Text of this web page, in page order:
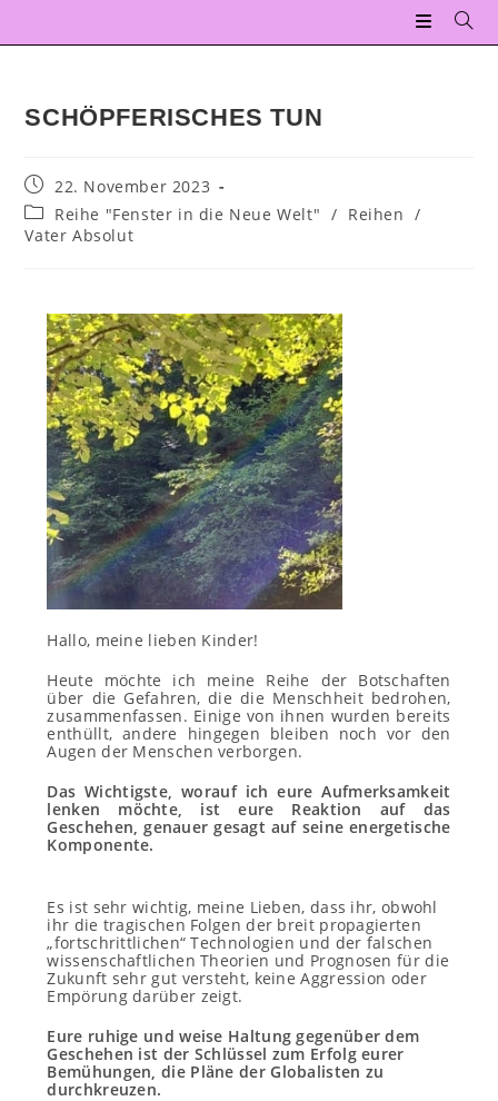
SCHÖPFERISCHES TUN
22. November 2023
Reihe "Fenster in die Neue Welt" / Reihen /
Vater Absolut
Hallo, meine lieben Kinder!
Heute möchte ich meine Reihe der Botschaften
über die Gefahren, die die Menschheit bedrohen,
zusammenfassen. Einige von ihnen wurden bereits
enthüllt, andere hingegen bleiben noch vor den
Augen der Menschen verborgen.
Das Wichtigste, worauf ich eure Aufmerksamkeit
lenken möchte, ist eure Reaktion auf das
Geschehen, genauer gesagt auf seine energetische
Komponente.
Es ist sehr wichtig, meine Lieben, dass ihr, obwohl
ihr die tragischen Folgen der breit propagierten
„fortschrittlichen“ Technologien und der falschen
wissenschaftlichen Theorien und Prognosen für die
Zukunft sehr gut versteht, keine Aggression oder
Empörung darüber zeigt.
Eure ruhige und weise Haltung gegenüber dem
Geschehen ist der Schlüssel zum Erfolg eurer
Bemühungen, die Pläne der Globalisten zu
durchkreuzen.